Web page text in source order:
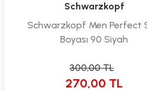
Schwarzkopf
Schwarzkopf Men Perfect
Boyası 90 Siyah
300,00 TL
270,00 TL